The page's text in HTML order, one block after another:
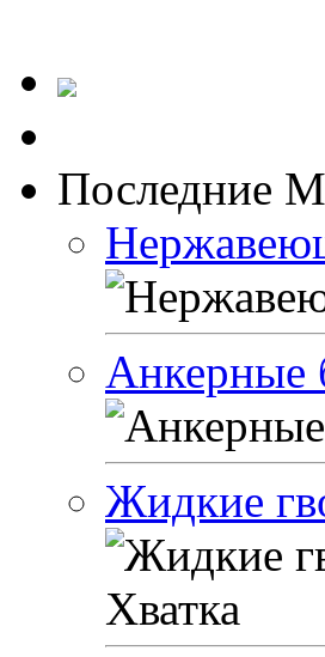
Последние
Анкерные
Жидкие